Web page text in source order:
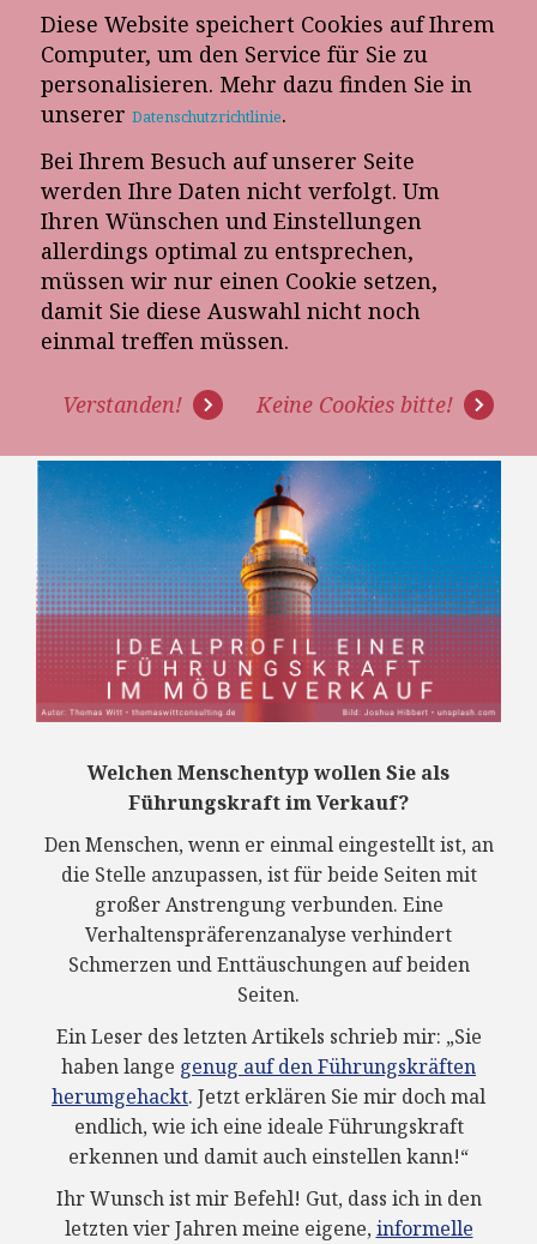
Diese Website speichert Cookies auf Ihrem
Computer, um den Service für Sie zu
personalisieren. Mehr dazu finden Sie in
unserer Datenschutzrichtlinie.
Bei Ihrem Besuch auf unserer Seite
werden Ihre Daten nicht verfolgt. Um
Ihren Wünschen und Einstellungen
allerdings optimal zu entsprechen,
müssen wir nur einen Cookie setzen,
damit Sie diese Auswahl nicht noch
einmal treffen müssen.
Verstanden! Keine Cookies bitte!
E-Mail-Newsletter
Telefon-Termin
DAS IDEALPROFIL EINES
VERKAUFSSTEUERERS IM
MÖBELVERKAUF
Welchen Menschentyp wollen Sie als
Führungskraft im Verkauf?
Den Menschen, wenn er einmal eingestellt ist, an
die Stelle anzupassen, ist für beide Seiten mit
großer Anstrengung verbunden. Eine
Verhaltenspräferenzanalyse verhindert
Schmerzen und Enttäuschungen auf beiden
Seiten.
Ein Leser des letzten Artikels schrieb mir: „Sie
haben lange genug auf den Führungskräften
herumgehackt. Jetzt erklären Sie mir doch mal
endlich, wie ich eine ideale Führungskraft
erkennen und damit auch einstellen kann!“
Ihr Wunsch ist mir Befehl! Gut, dass ich in den
letzten vier Jahren meine eigene, informelle